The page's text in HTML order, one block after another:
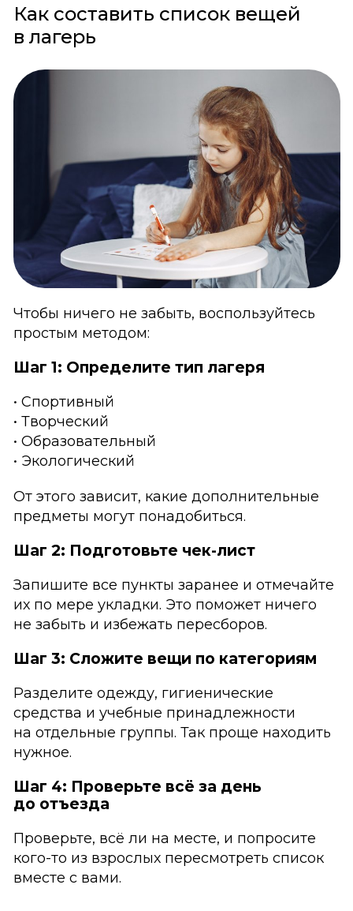
Как составить список вещей
в лагерь
Чтобы ничего не забыть, воспользуйтесь
простым методом:
Шаг 1: Определите тип лагеря
• Спортивный
• Творческий
• Образовательный
• Экологический
От этого зависит, какие дополнительные
предметы могут понадобиться.
Шаг 2: Подготовьте чек-лист
Запишите все пункты заранее и отмечайте
их по мере укладки. Это поможет ничего
не забыть и избежать пересборов.
Шаг 3: Сложите вещи по категориям
Разделите одежду, гигиенические
средства и учебные принадлежности
на отдельные группы. Так проще находить
нужное.
Шаг 4: Проверьте всё за день
до отъезда
Проверьте, всё ли на месте, и попросите
кого-то из взрослых пересмотреть список
вместе с вами.